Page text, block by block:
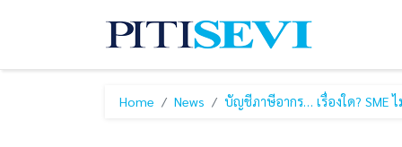
Home News บัญชีภาษีอากร… เรื่องใด? SME ไ